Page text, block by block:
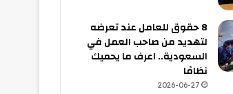
8 حقوق للعامل عند تعرضه
لتهديد من صاحب العمل في
السعودية.. اعرف ما يحميك
نظامًا
2026-06-27